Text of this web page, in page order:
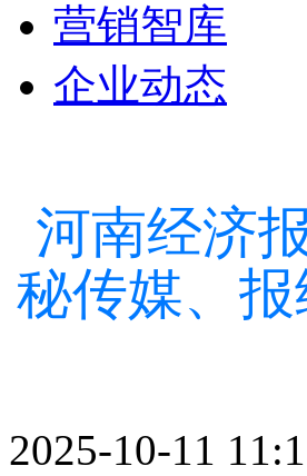
营销智库
企业动态
河南经济
秘传媒、
2025-10-11